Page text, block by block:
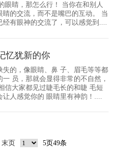
眼睛，那怎么行！ 当你在和别人
的交流，而不是嘴巴的互动。 当
有眼神的交流了，可以感觉到....
忆犹新的你
的，像眼睛、鼻 子、眉毛等等都
员，那就会显得非常的不自然，
信大家都见过睫毛长的和睫 毛短
人感觉你的 眼睛里有神韵！....
末页 5页49条